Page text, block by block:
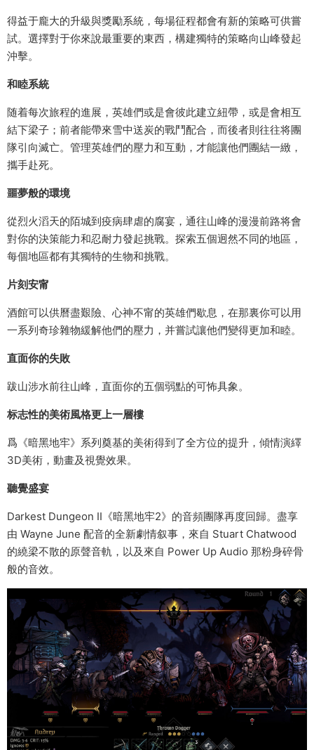
得益于龐大的升級與獎勵系統，每場征程都會有新的策略可供嘗
試。選擇對于你來說最重要的東西，構建獨特的策略向山峰發起
沖擊。
和睦系統
随着每次旅程的進展，英雄們或是會彼此建立紐帶，或是會相互
結下梁子；前者能帶來雪中送炭的戰鬥配合，而後者則往往将團
隊引向滅亡。管理英雄們的壓力和互動，才能讓他們團結一緻，
攜手赴死。
噩夢般的環境
從烈火滔天的陌城到疫病肆虐的腐宴，通往山峰的漫漫前路将會
對你的決策能力和忍耐力發起挑戰。探索五個迥然不同的地區，
每個地區都有其獨特的生物和挑戰。
片刻安甯
酒館可以供曆盡艱險、心神不甯的英雄們歇息，在那裏你可以用
一系列奇珍雜物緩解他們的壓力，并嘗試讓他們變得更加和睦。
直面你的失敗
跋山涉水前往山峰，直面你的五個弱點的可怖具象。
标志性的美術風格更上一層樓
爲《暗黑地牢》系列奠基的美術得到了全方位的提升，傾情演繹
3D美術，動畫及視覺效果。
聽覺盛宴
Darkest Dungeon II《暗黑地牢2》的音頻團隊再度回歸。盡享
由 Wayne June 配音的全新劇情叙事，來自 Stuart Chatwood
的繞梁不散的原聲音軌，以及來自 Power Up Audio 那粉身碎骨
般的音效。